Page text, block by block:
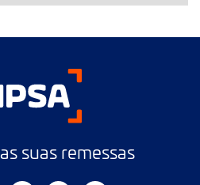
suas remessas